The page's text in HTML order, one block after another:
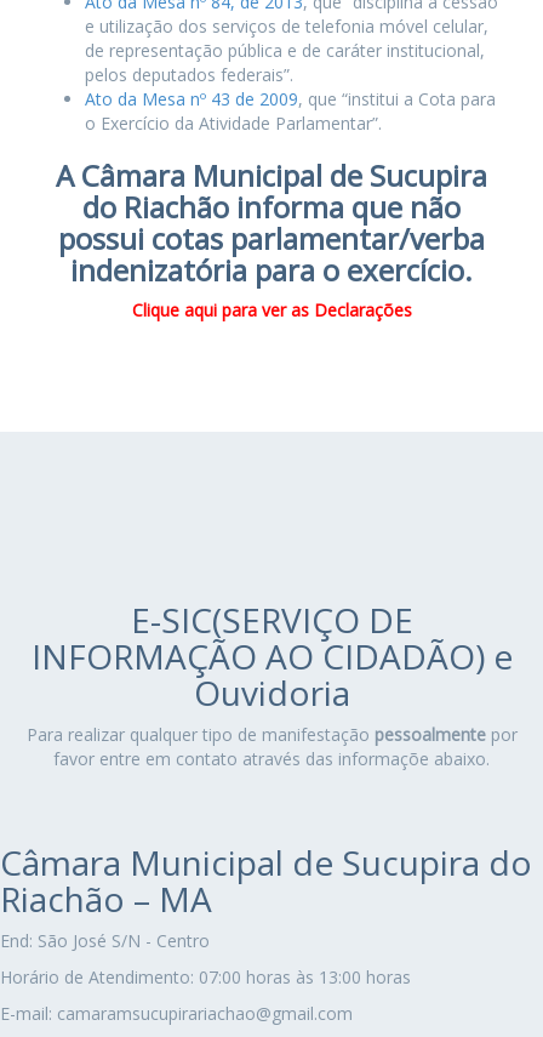
e utilização dos serviços de telefonia móvel celular,
de representação pública e de caráter institucional,
pelos deputados federais”.
Ato da Mesa nº 43 de 2009, que “institui a Cota para
o Exercício da Atividade Parlamentar”.
A Câmara Municipal de Sucupira
do Riachão informa que não
possui cotas parlamentar/verba
indenizatória para o exercício.
Clique aqui para ver as Declarações
E-SIC(SERVIÇO DE
INFORMAÇÃO AO CIDADÃO) e
Ouvidoria
Para realizar qualquer tipo de manifestação pessoalmentepor
favor entre em contato através das informaçõe abaixo.
Câmara Municipal de Sucupira do
Riachão – MA
End: São José S/N - Centro
Horário de Atendimento: 07:00 horas às 13:00 horas
E-mail: camaramsucupirariachao@gmail.com